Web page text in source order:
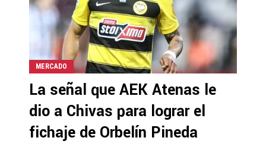
MERCADO
La señal que AEK Atenas le
dio a Chivas para lograr el
fichaje de Orbelín Pineda